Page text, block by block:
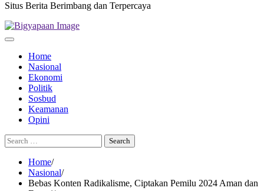
Situs Berita Berimbang dan Terpercaya
Home
Nasional
Ekonomi
Politik
Sosbud
Keamanan
Opini
Search
for:
Home
Nasional
Bebas Konten Radikalisme, Ciptakan Pemilu 2024 Aman dan